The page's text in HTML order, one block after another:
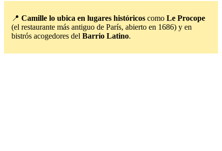
📍 Camille lo ubica en lugares históricos como Le Procope
(el restaurante más antiguo de París, abierto en 1686) y en
bistrós acogedores del Barrio Latino.